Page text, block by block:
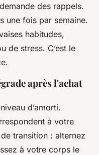
des rappels.
une fois par semaine.
habitudes,
de stress. C’est le
après l'achat
d’amorti.
à votre
transition : alternez
à votre corps le